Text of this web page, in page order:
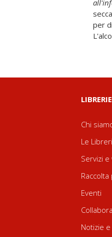
per
Chi
Le
Servizi e
Raccolta
Eventi
Notizie